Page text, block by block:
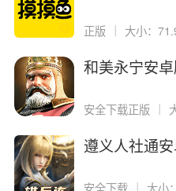
正版 ｜ 大小：
和美永宁安
安全下载正版
遵义人社通